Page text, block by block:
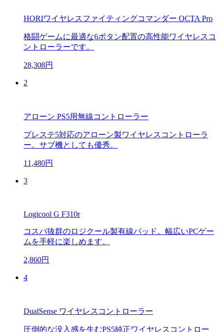
HORIワイヤレスファイティングコマンダー OCTA Pro
格闘ゲームに最適な6ボタン配置の高性能ワイヤレスコ
ントローラーです。
28,308円
2
アローン PS5用無線コントローラー
プレステ5対応のアローン製ワイヤレスコントローラ
ー。サブ機としても優秀。
11,480円
3
Logicool G F310r
コスパ抜群のロジクール製有線パッド。幅広いPCゲー
ムを手軽に楽しめます。
2,860円
4
DualSense ワイヤレスコントローラー
圧倒的な没入感を生むPS5純正ワイヤレスコントロー